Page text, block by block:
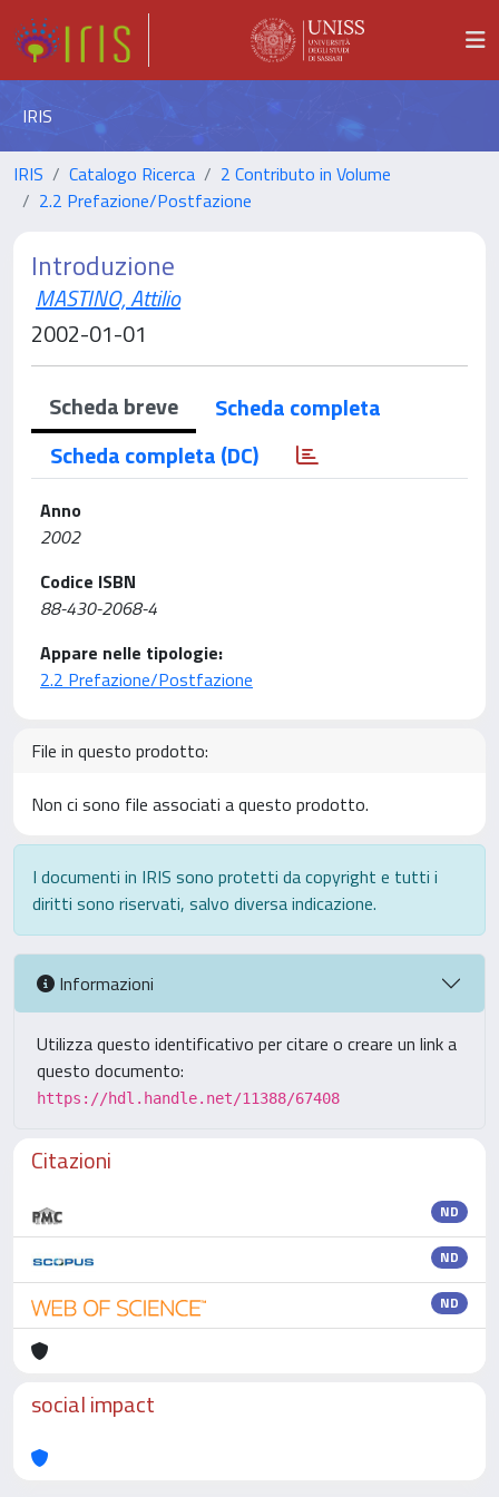
IRIS
IRIS Catalogo Ricerca
2 Contributo in Volume
2.2 Prefazione/Postfazione
Introduzione
MASTINO, Attilio
2002-01-01
Scheda breve
Scheda completa
Scheda completa (DC)
Anno
2002
Codice ISBN
88-430-2068-4
Appare nelle tipologie:
2.2 Prefazione/Postfazione
File in questo prodotto:
Non ci sono file associati a questo prodotto.
I documenti in IRIS sono protetti da copyright e tutti i
diritti sono riservati, salvo diversa indicazione.
Informazioni
Utilizza questo identificativo per citare o creare un link a
questo documento:
https://hdl.handle.net/11388/67408
Citazioni
ND
ND
ND
social impact